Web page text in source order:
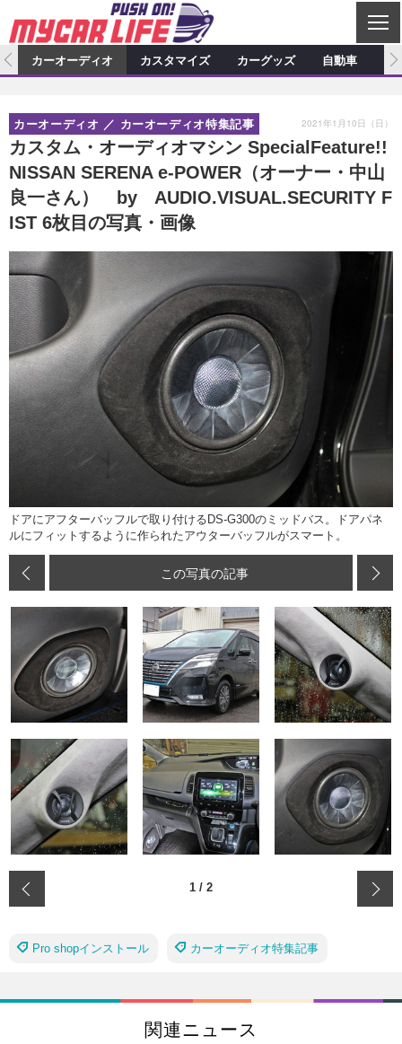
C
L
S
E
カーオーディオ
プロショップ検索 ショップ訪問記
カーオーディオニュース デモカー製作記
その他
カスタマイズ特集記事 カスタマイズ新製品情報
カスタマイズニュース
カーグッズ
カーグッズ特集記事 カーグッズ新製品情報
カーグッズニュース
自動車
ニュース
スクープ
アクセスランキング
カーオーディオ カスタマイズ カーグッズ 自動車
カスタム・オーディオマシン SpecialFeature!!
NISSAN SERENA e-POWER（オーナー・中山
良一さん） by AUDIO.VISUAL.SECURITY F
IST 6枚目の写真・画像
カーオーディオ カーオーディオ特集記事 2021年1月10日（日）
ドアにアフターバッフルで取り付けるDS-G300のミッドバス。ドアパネ
ルにフィットするように作られたアウターバッフルがスマート。
この写真の記事
1 / 2
Pro shopインストール カーオーディオ特集記事
関連ニュース